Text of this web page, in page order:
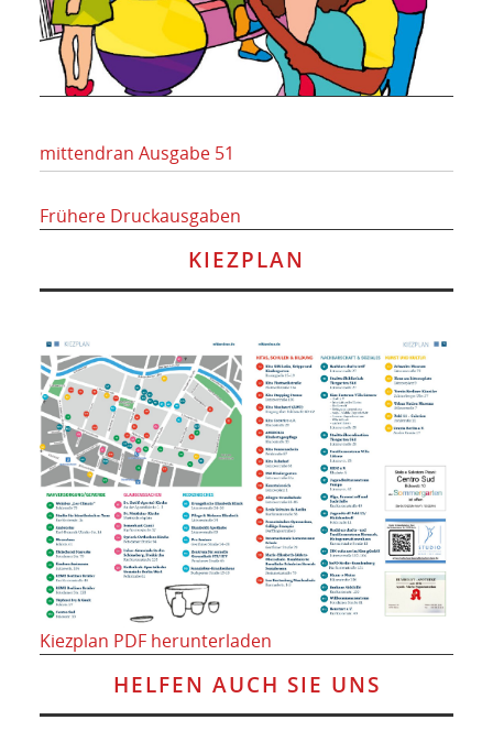
mittendran Ausgabe 51
Frühere Druckausgaben
KIEZPLAN
Kiezplan PDF herunterladen
HELFEN AUCH SIE UNS